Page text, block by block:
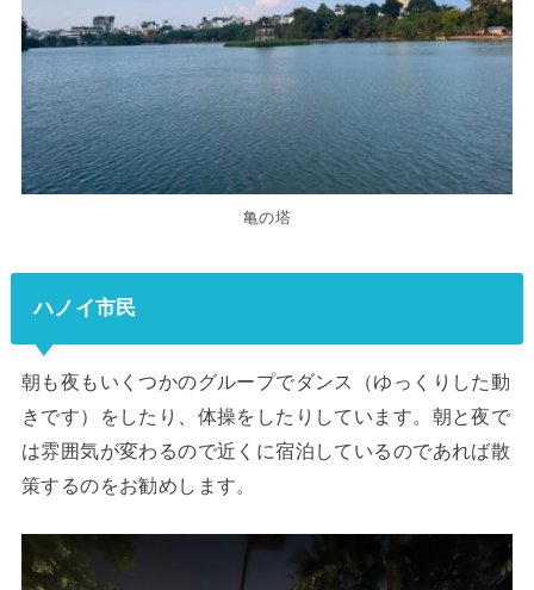
亀の塔
ハノイ市民
朝も夜もいくつかのグループでダンス（ゆっくりした動
きです）をしたり、体操をしたりしています。朝と夜で
は雰囲気が変わるので近くに宿泊しているのであれば散
策するのをお勧めします。